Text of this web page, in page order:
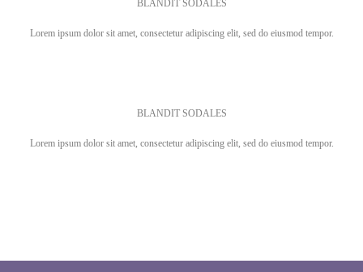
BLANDIT SODALES
Lorem ipsum dolor sit amet, consectetur adipiscing elit, sed do eiusmod tempor.
BLANDIT SODALES
Lorem ipsum dolor sit amet, consectetur adipiscing elit, sed do eiusmod tempor.